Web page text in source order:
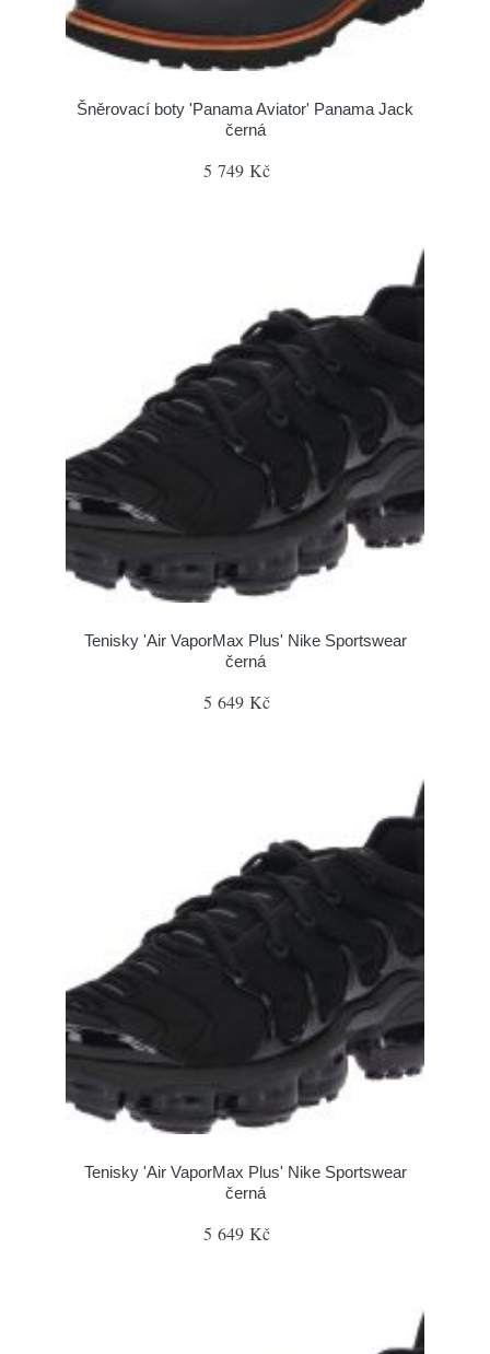
Šněrovací boty 'Panama Aviator' Panama Jack
černá
5 749 Kč
Tenisky 'Air VaporMax Plus' Nike Sportswear
černá
5 649 Kč
Tenisky 'Air VaporMax Plus' Nike Sportswear
černá
5 649 Kč